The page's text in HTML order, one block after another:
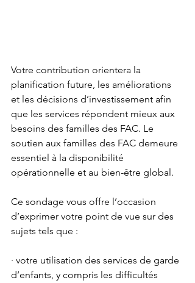
Votre contribution orientera la
planification future, les améliorations
et les décisions d’investissement afin
que les services répondent mieux aux
besoins des familles des FAC. Le
soutien aux familles des FAC demeure
essentiel à la disponibilité
opérationnelle et au bien-être global.
Ce sondage vous offre l’occasion
d’exprimer votre point de vue sur des
sujets tels que :
· votre utilisation des services de garde
d’enfants, y compris les difficultés